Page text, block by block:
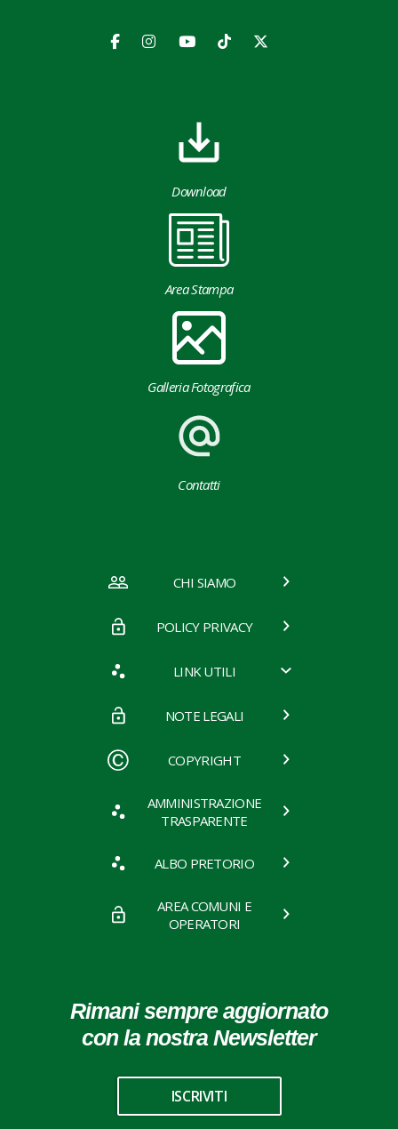
Download
Area Stampa
Galleria Fotografica
Contatti
CHI SIAMO
POLICY PRIVACY
LINK UTILI
NOTE LEGALI
COPYRIGHT
AMMINISTRAZIONE
TRASPARENTE
ALBO PRETORIO
AREA COMUNI E
OPERATORI
Rimani sempre aggiornato
con la nostra Newsletter
ISCRIVITI